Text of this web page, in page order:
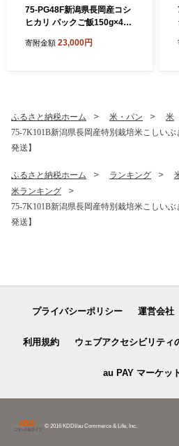
75-PG48F新潟県長岡産コシ
ヒカリ パックご飯150g×48
寄附金額 23,000円
ふるさと納税ホーム 米・パン
米
75-7K101B新潟県長岡産特別栽培米こしいぶ
発送】
ふるさと納税ホーム ランキング
米ランキング
75-7K101B新潟県長岡産特別栽培米こしいぶ
発送】
プライバシーポリシー 運営会社
利用規約 ウェブアクセシビリティ
au PAY マーケッ
© 2016 KDDI/au Commerce & Life, Inc.